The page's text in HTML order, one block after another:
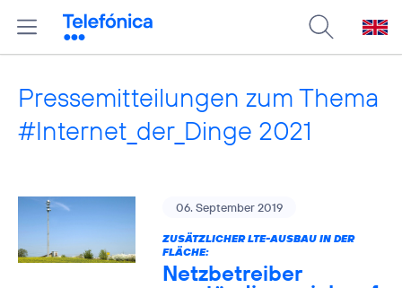
Pressemitteilungen zum Thema
#Internet_der_Dinge 2021
06. September 2019
ZUSÄTZLICHER LTE-AUSBAU IN DER
FLÄCHE:
Netzbetreiber